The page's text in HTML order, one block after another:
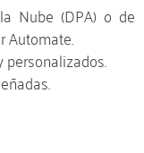
Nube (DPA) o de
Automate.
personalizados.